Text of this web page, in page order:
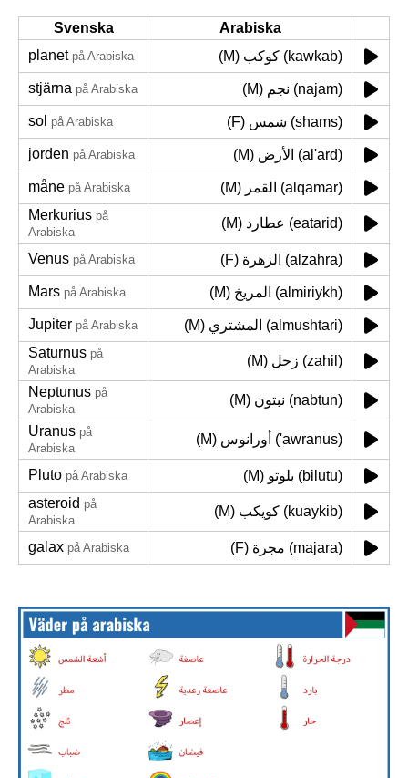
Svenska
Arabiska
planet på Arabiska (M) كوكب (kawkab)
stjärna på Arabiska (M) نجم (najam)
sol på Arabiska (F) شمس (shams)
jorden på Arabiska (M) الأرض (al'ard)
måne på Arabiska
(M) القمر (alqamar)
Merkurius på
Arabiska
(M) عطارد (eatarid)
Venus på Arabiska (F) الزهرة (alzahra)
Mars på Arabiska (M) المريخ (almiriykh)
Jupiter på Arabiska
(M) المشتري (almushtari)
Saturnus på
Arabiska
(M) زحل (zahil)
Neptunus på
Arabiska
(M) نبتون (nabtun)
Uranus på
Arabiska
(M) أورانوس ('awranus)
Pluto på Arabiska
(M) بلوتو (bilutu)
asteroid på
Arabiska
(M) كويكب (kuaykib)
galax på Arabiska (F) مجرة (majara)